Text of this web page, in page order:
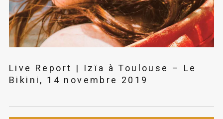
Live Report | Izïa à Toulouse – Le
Bikini, 14 novembre 2019